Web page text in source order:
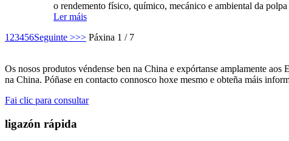
o rendemento físico, químico, mecánico e ambiental da polpa
Ler máis
1 23456Seguinte >>> Páxina 1 / 7
Os nosos produtos véndense ben na China e expórtanse amplamente
na China. Póñase en contacto connosco hoxe mesmo e obteña máis
Fai clic para consultar
ligazón rápida